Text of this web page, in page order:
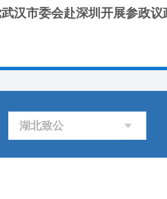
汉市委会赴深圳开展参政议
湖北致公